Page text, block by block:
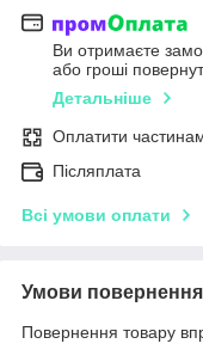
Ви отримаєте
або гроші
Детальніше
Оплатити
Післяплата
Всі умови оплати
Умови повернення
Повернення товару